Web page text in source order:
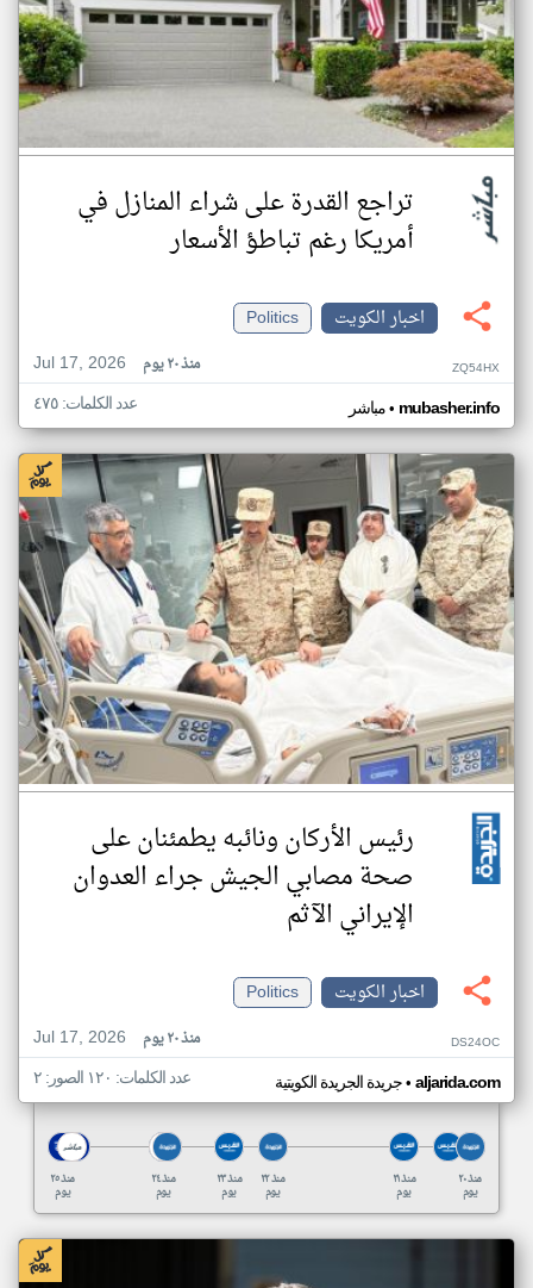
تراجع القدرة على شراء المنازل في
أمريكا رغم تباطؤ الأسعار
اخبار الكويت
Politics
Jul 17, 2026
منذ ٢٠ يوم ZQ54HX
مباشر• mubasher.info عدد الكلمات: ٤٧٥
رئيس الأركان ونائبه يطمئنان على
صحة مصابي الجيش جراء العدوان
الإيراني الآثم
اخبار الكويت
Politics
Jul 17, 2026
منذ ٢٠ يوم DS24OC
جريدة الجريدة الكويتية• aljarida.com عدد الكلمات: ١٢٠ الصور: ٢
منذ ٢٥
يوم
منذ ٢٤
يوم
منذ ٢٣
يوم
منذ ٢٢
يوم
منذ ٢١
يوم
منذ ٢٠
يوم